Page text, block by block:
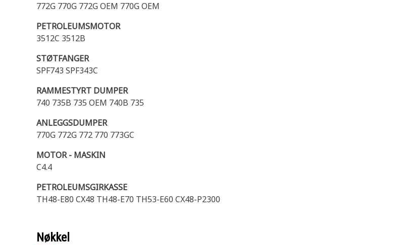
772G 770G 772G OEM 770G OEM
PETROLEUMSMOTOR
3512C 3512B
STØTFANGER
SPF743 SPF343C
RAMMESTYRT DUMPER
740 735B 735 OEM 740B 735
ANLEGGSDUMPER
770G 772G 772 770 773GC
MOTOR - MASKIN
C4.4
PETROLEUMSGIRKASSE
TH48-E80 CX48 TH48-E70 TH53-E60 CX48-P2300
Nøkkel